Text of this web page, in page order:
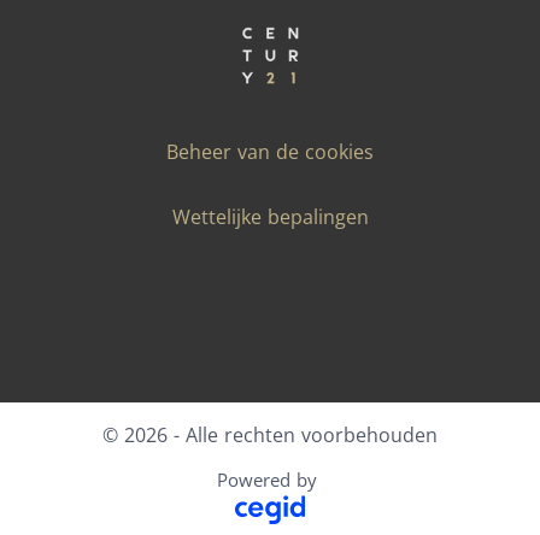
Beheer van de cookies
Wettelijke bepalingen
© 2026 - Alle rechten voorbehouden
Powered by